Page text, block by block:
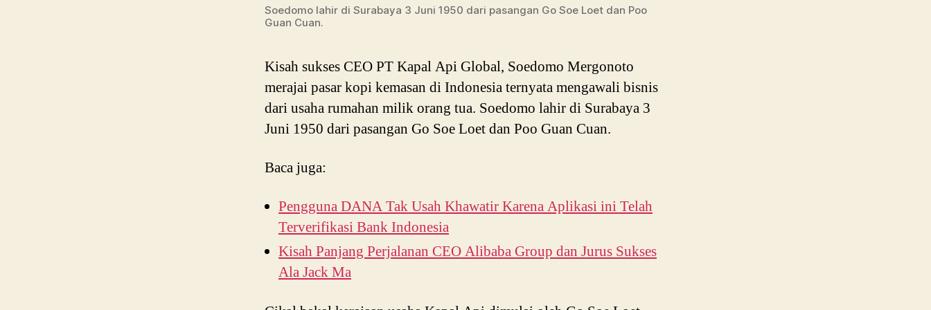
Soedomo lahir di Surabaya 3 Juni 1950 dari pasangan Go Soe Loet dan Poo
Guan Cuan.
Kisah sukses CEO PT Kapal Api Global, Soedomo Mergonoto
merajai pasar kopi kemasan di Indonesia ternyata mengawali bisnis
dari usaha rumahan milik orang tua. Soedomo lahir di Surabaya 3
Juni 1950 dari pasangan Go Soe Loet dan Poo Guan Cuan.
Baca juga:
Pengguna DANA Tak Usah Khawatir Karena Aplikasi ini Telah
Terverifikasi Bank Indonesia
Kisah Panjang Perjalanan CEO Alibaba Group dan Jurus Sukses
Ala Jack Ma